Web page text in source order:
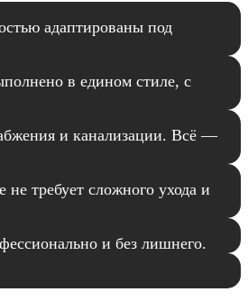
адаптированы под
в едином стиле, с
и канализации. Всё —
требует сложного ухода и
и без лишнего.